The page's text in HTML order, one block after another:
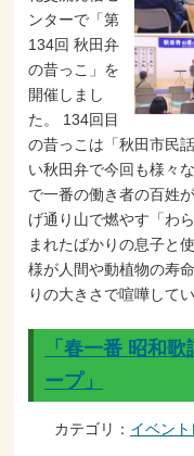
ンターで「第
134回 秋田弁
の昔っこ」を
開催しまし
た。 134回目
の昔っこは「秋田市民
い秋田弁で今回も様々
で一番の働き者の百姓
げ通り山で燃やす「わ
まれたばかりの息子と
様が人間や動植物の寿
りの大きさで喧嘩して
「春一番 昭和
ープ」
カテゴリ： イベント